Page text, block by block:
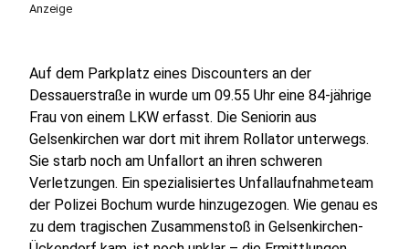
Anzeige
Auf dem Parkplatz eines Discounters an der
Dessauerstraße in wurde um 09.55 Uhr eine 84-jährige
Frau von einem LKW erfasst. Die Seniorin aus
Gelsenkirchen war dort mit ihrem Rollator unterwegs.
Sie starb noch am Unfallort an ihren schweren
Verletzungen. Ein spezialisiertes Unfallaufnahmeteam
der Polizei Bochum wurde hinzugezogen. Wie genau es
zu dem tragischen Zusammenstoß in Gelsenkirchen-